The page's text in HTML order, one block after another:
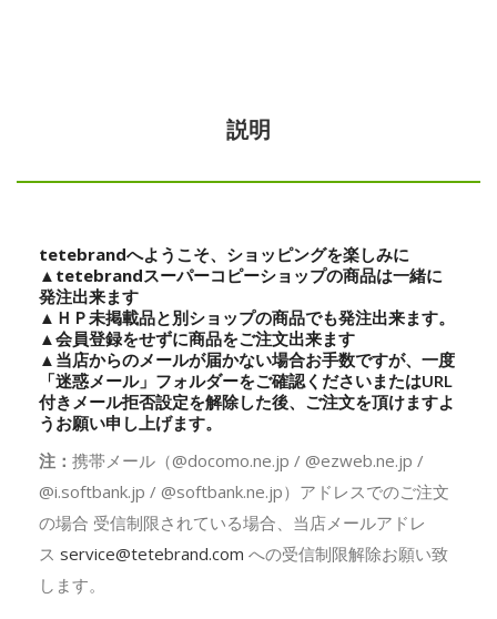
説明
tetebrandへようこそ、ショッピングを楽しみに
▲ tetebrandスーパーコピーショップの商品は一緒に
発注出来ます
▲ＨＰ未掲載品と別ショップの商品でも発注出来ます。
▲会員登録をせずに商品をご注文出来ます
▲当店からのメールが届かない場合お手数ですが、一度
「迷惑メール」フォルダーをご確認くださいまたはURL
付きメール拒否設定を解除した後、ご注文を頂けますよ
うお願い申し上げます。
注： 携帯メール（@docomo.ne.jp / @ezweb.ne.jp /
@i.softbank.jp / @softbank.ne.jp）アドレスでのご注文
の場合 受信制限されている場合、当店メールアドレ
ス service@tetebrand.com への受信制限解除お願い致
します。